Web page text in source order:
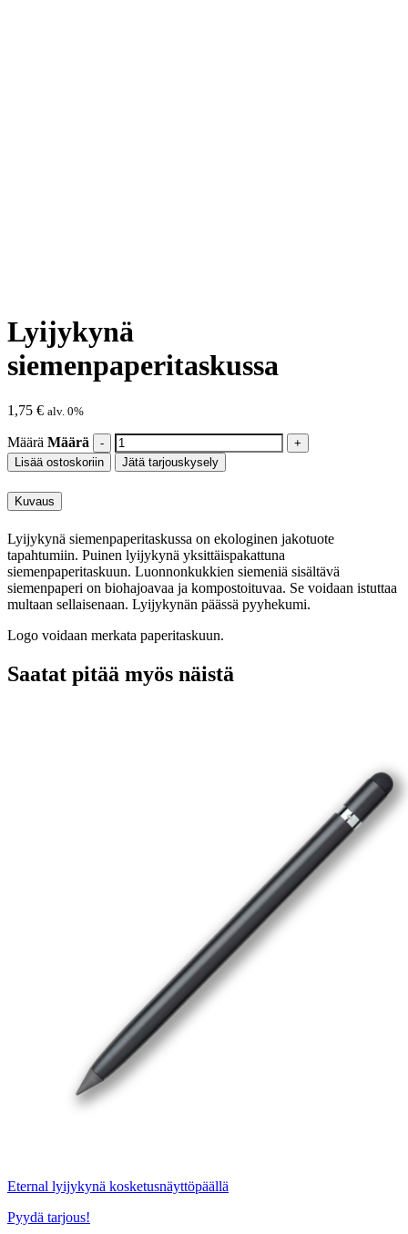
Lyijykynä
siemenpaperitaskussa
1,75 € alv. 0%
Määrä Määrä
Lisää ostoskoriin Jätä tarjouskysely
Kuvaus
Lyijykynä siemenpaperitaskussa on ekologinen jakotuote
tapahtumiin. Puinen lyijykynä yksittäispakattuna
siemenpaperitaskuun. Luonnonkukkien siemeniä sisältävä
siemenpaperi on biohajoavaa ja kompostoituvaa. Se voidaan istuttaa
multaan sellaisenaan. Lyijykynän päässä pyyhekumi.
Logo voidaan merkata paperitaskuun.
Saatat pitää myös näistä
Eternal lyijykynä kosketusnäyttöpäällä
Pyydä tarjous!